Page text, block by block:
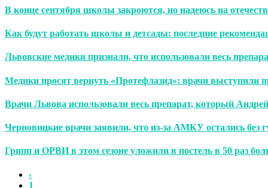
В конце сентября школы закроются, но надеюсь на
Как будут работать школы и детсады: последние
Львовские медики признали, что использовали весь
Медики просят вернуть «Протефлазид»: врачи
Врачи Львова использовали весь препарат, который
Черновицкие врачи заявили, что из-за АМКУ остались
Грипп и ОРВИ в этом сезоне уложили в постель в 50 раз
‹
1